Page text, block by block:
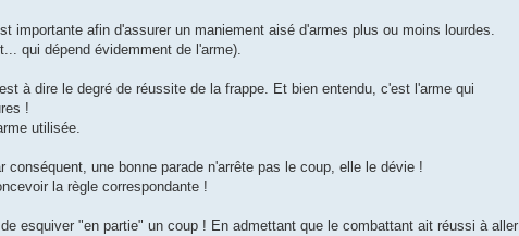
importante afin d'assurer un maniement aisé d'armes plus ou moins lourdes.
qui dépend évidemment de l'arme).
à dire le degré de réussite de la frappe. Et bien entendu, c'est l'arme qui
!
utilisée.
une bonne parade n'arrête pas le coup, elle le dévie !
la règle correspondante !
esquiver "en partie" un coup ! En admettant que le combattant ait réussi à aller